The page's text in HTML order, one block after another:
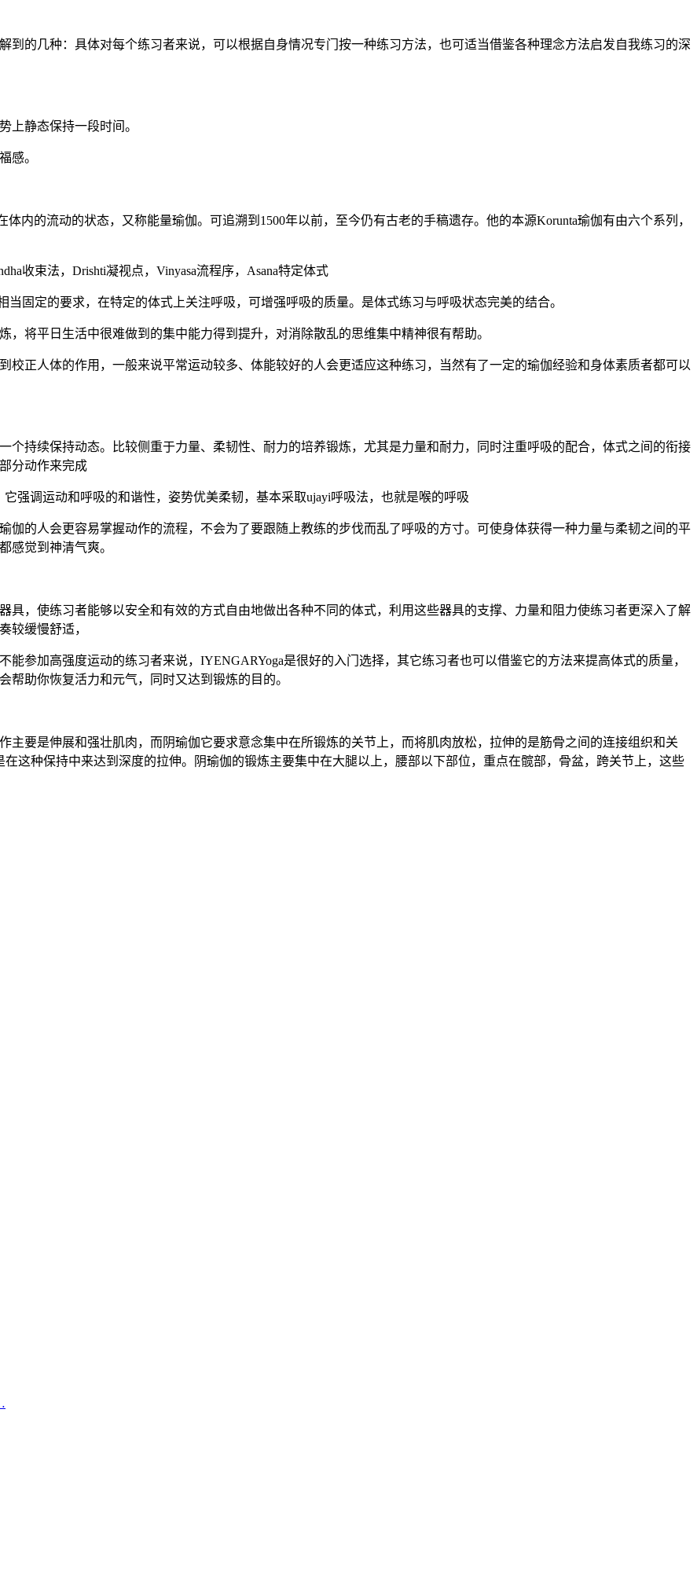
到的几种：具体对每个练习者来说，可以根据自身情况专门按一种练习方法，也可适当借鉴各种理念方法启发自我练习的深
上静态保持一段时间。
感。
内的流动的状态，又称能量瑜伽。可追溯到1500年以前，至今仍有古老的手稿遗存。他的本源Korunta瑜伽有由六个系列，
收束法，Drishti凝视点，Vinyasa流程序，Asana特定体式
当固定的要求，在特定的体式上关注呼吸，可增强呼吸的质量。是体式练习与呼吸状态完美的结合。
将平日生活中很难做到的集中能力得到提升，对消除散乱的思维集中精神很有帮助。
校正人体的作用，一般来说平常运动较多、体能较好的人会更适应这种练习，当然有了一定的瑜伽经验和身体素质者都可以
个持续保持动态。比较侧重于力量、柔韧性、耐力的培养锻炼，尤其是力量和耐力，同时注重呼吸的配合，体式之间的衔接
分动作来完成
强调运动和呼吸的和谐性，姿势优美柔韧，基本采取ujayi呼吸法，也就是喉的呼吸
伽的人会更容易掌握动作的流程，不会为了要跟随上教练的步伐而乱了呼吸的方寸。可使身体获得一种力量与柔韧之间的平
感觉到神清气爽。
具，使练习者能够以安全和有效的方式自由地做出各种不同的体式，利用这些器具的支撑、力量和阻力使练习者更深入了解
较缓慢舒适，
参加高强度运动的练习者来说，IYENGARYoga是很好的入门选择，其它练习者也可以借鉴它的方法来提高体式的质量，
助你恢复活力和元气，同时又达到锻炼的目的。
主要是伸展和强壮肌肉，而阴瑜伽它要求意念集中在所锻炼的关节上，而将肌肉放松，拉伸的是筋骨之间的连接组织和关
这种保持中来达到深度的拉伸。阴瑜伽的锻炼主要集中在大腿以上，腰部以下部位，重点在髋部，骨盆，跨关节上，这些